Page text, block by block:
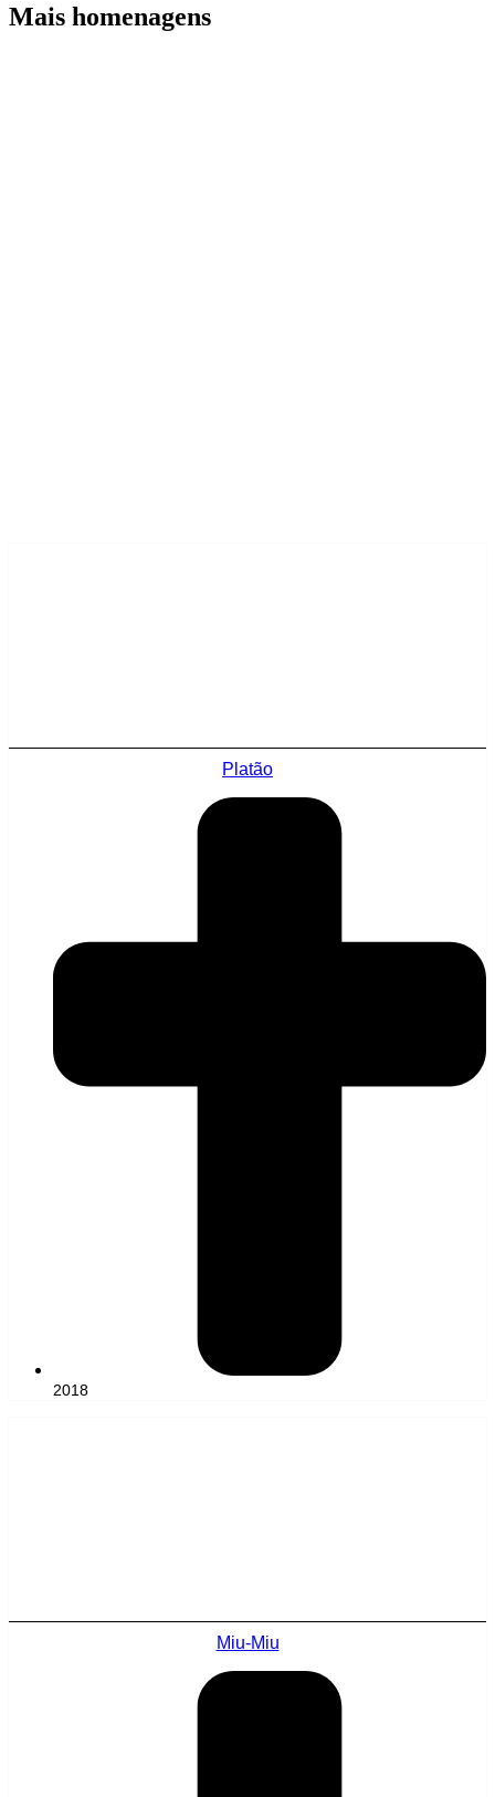
Mais homenagens
Platão
2018
Miu-Miu